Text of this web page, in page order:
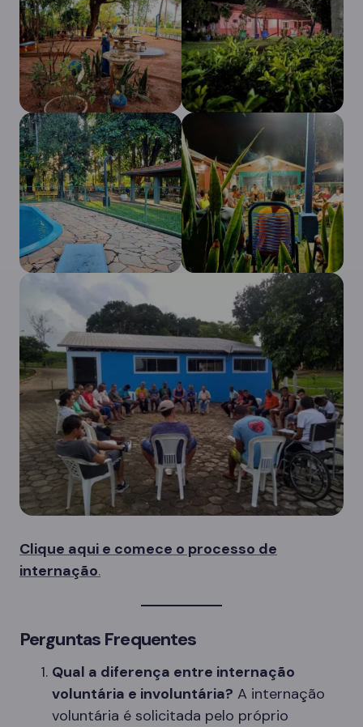
Clique aqui e comece o processo de
internação.
Perguntas Frequentes
Qual a diferença entre internação
voluntária e involuntária? A internação
voluntária é solicitada pelo próprio